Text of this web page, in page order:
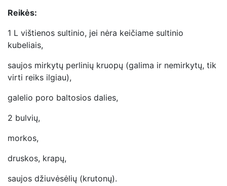
Reikės:
1 L vištienos sultinio, jei nėra keičiame sultinio
kubeliais,
saujos mirkytų perlinių kruopų (galima ir nemirkytų, tik
virti reiks ilgiau),
galelio poro baltosios dalies,
2 bulvių,
morkos,
druskos, krapų,
saujos džiuvėsėlių (krutonų).